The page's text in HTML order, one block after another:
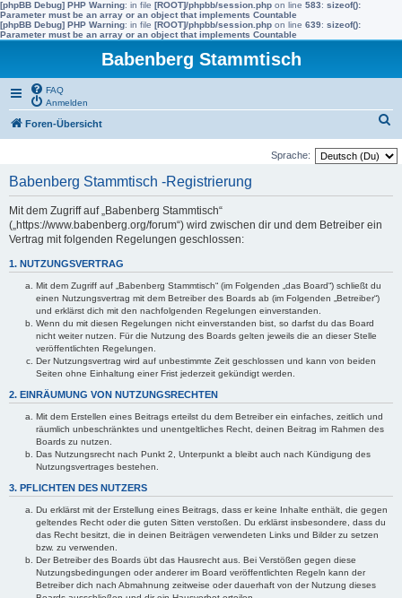
[phpBB Debug] PHP Warning: in file [ROOT]/phpbb/session.php on line 583: sizeof():
Parameter must be an array or an object that implements Countable
[phpBB Debug] PHP Warning: in file [ROOT]/phpbb/session.php on line 639: sizeof():
Parameter must be an array or an object that implements Countable
Babenberg Stammtisch
FAQ
Anmelden
Foren-Übersicht
c
Sprache:
Babenberg Stammtisch -Registrierung
Mit dem Zugriff auf „Babenberg Stammtisch“
(„https://www.babenberg.org/forum“) wird zwischen dir und dem Betreiber ein
Vertrag mit folgenden Regelungen geschlossen:
1. NUTZUNGSVERTRAG
Mit dem Zugriff auf „Babenberg Stammtisch“ (im Folgenden „das Board“) schließt du
einen Nutzungsvertrag mit dem Betreiber des Boards ab (im Folgenden „Betreiber“)
und erklärst dich mit den nachfolgenden Regelungen einverstanden.
Wenn du mit diesen Regelungen nicht einverstanden bist, so darfst du das Board
nicht weiter nutzen. Für die Nutzung des Boards gelten jeweils die an dieser Stelle
veröffentlichten Regelungen.
Der Nutzungsvertrag wird auf unbestimmte Zeit geschlossen und kann von beiden
Seiten ohne Einhaltung einer Frist jederzeit gekündigt werden.
2. EINRÄUMUNG VON NUTZUNGSRECHTEN
Mit dem Erstellen eines Beitrags erteilst du dem Betreiber ein einfaches, zeitlich und
räumlich unbeschränktes und unentgeltliches Recht, deinen Beitrag im Rahmen des
Boards zu nutzen.
Das Nutzungsrecht nach Punkt 2, Unterpunkt a bleibt auch nach Kündigung des
Nutzungsvertrages bestehen.
3. PFLICHTEN DES NUTZERS
Du erklärst mit der Erstellung eines Beitrags, dass er keine Inhalte enthält, die gegen
geltendes Recht oder die guten Sitten verstoßen. Du erklärst insbesondere, dass du
das Recht besitzt, die in deinen Beiträgen verwendeten Links und Bilder zu setzen
bzw. zu verwenden.
Der Betreiber des Boards übt das Hausrecht aus. Bei Verstößen gegen diese
Nutzungsbedingungen oder anderer im Board veröffentlichten Regeln kann der
Betreiber dich nach Abmahnung zeitweise oder dauerhaft von der Nutzung dieses